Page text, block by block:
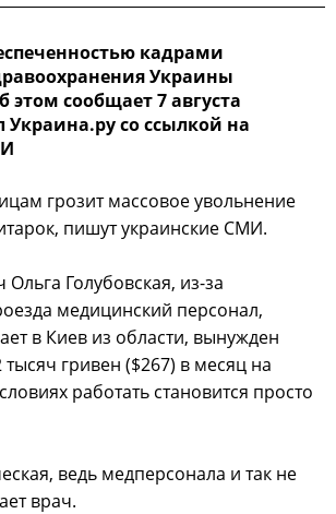
кадрами
Украины
этом сообщает 7 августа
Украина.ру со ссылкой на
грозит массовое увольнение
пишут украинские СМИ.
Ольга Голубовская, из-за
медицинский персонал,
в Киев из области, вынужден
тысяч гривен ($267) в месяц на
работать становится просто
ведь медперсонала и так не
врач.